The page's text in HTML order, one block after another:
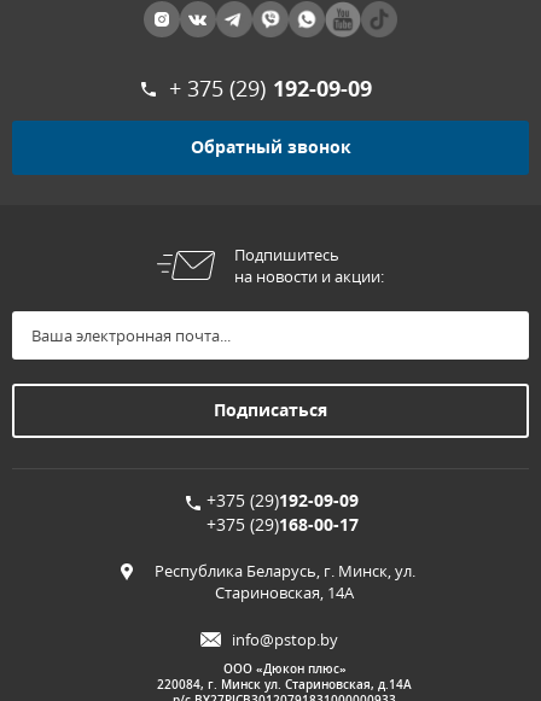
+ 375 (29) 192-09-09
Обратный звонок
Подпишитесь
на новости и акции:
+375 (29)192-09-09
+375 (29)168-00-17
Республика Беларусь, г. Минск, ул.
Стариновская, 14А
info@pstop.by
ООО «Дюкон плюс»
220084, г. Минск ул. Стариновская, д.14А